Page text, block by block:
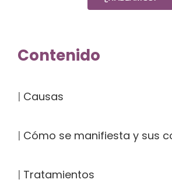
Contenido
| Causas
| Cómo se manifiesta y sus
| Tratamientos